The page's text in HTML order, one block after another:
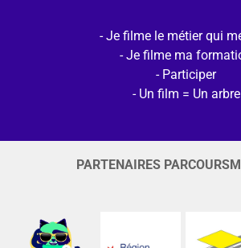
Je filme le métier qui
Je filme ma
Participer
Un film = Un arbre
PARTENAIRES